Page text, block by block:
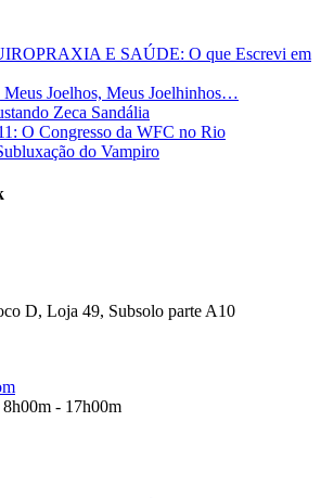
E SAÚDE: O que Escrevi em
Joelhos, Meus Joelhinhos…
Zeca Sandália
O Congresso da WFC no Rio
do Vampiro
D, Loja 49, Subsolo parte A10
8h00m - 17h00m